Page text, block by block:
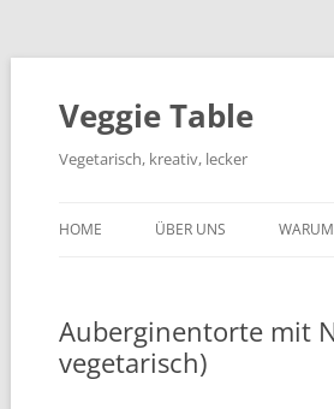
Zum
Veggie Table
Vegetarisch, kreativ, lecker
HOME ÜBER UNS
Auberginentorte mit
vegetarisch)